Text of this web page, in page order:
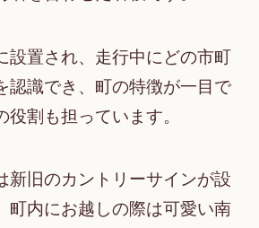
設置され、走行中にどの市町
認識でき、町の特徴が一目で
割も担っています。
新旧のカントリーサインが設
町内にお越しの際は可愛い南